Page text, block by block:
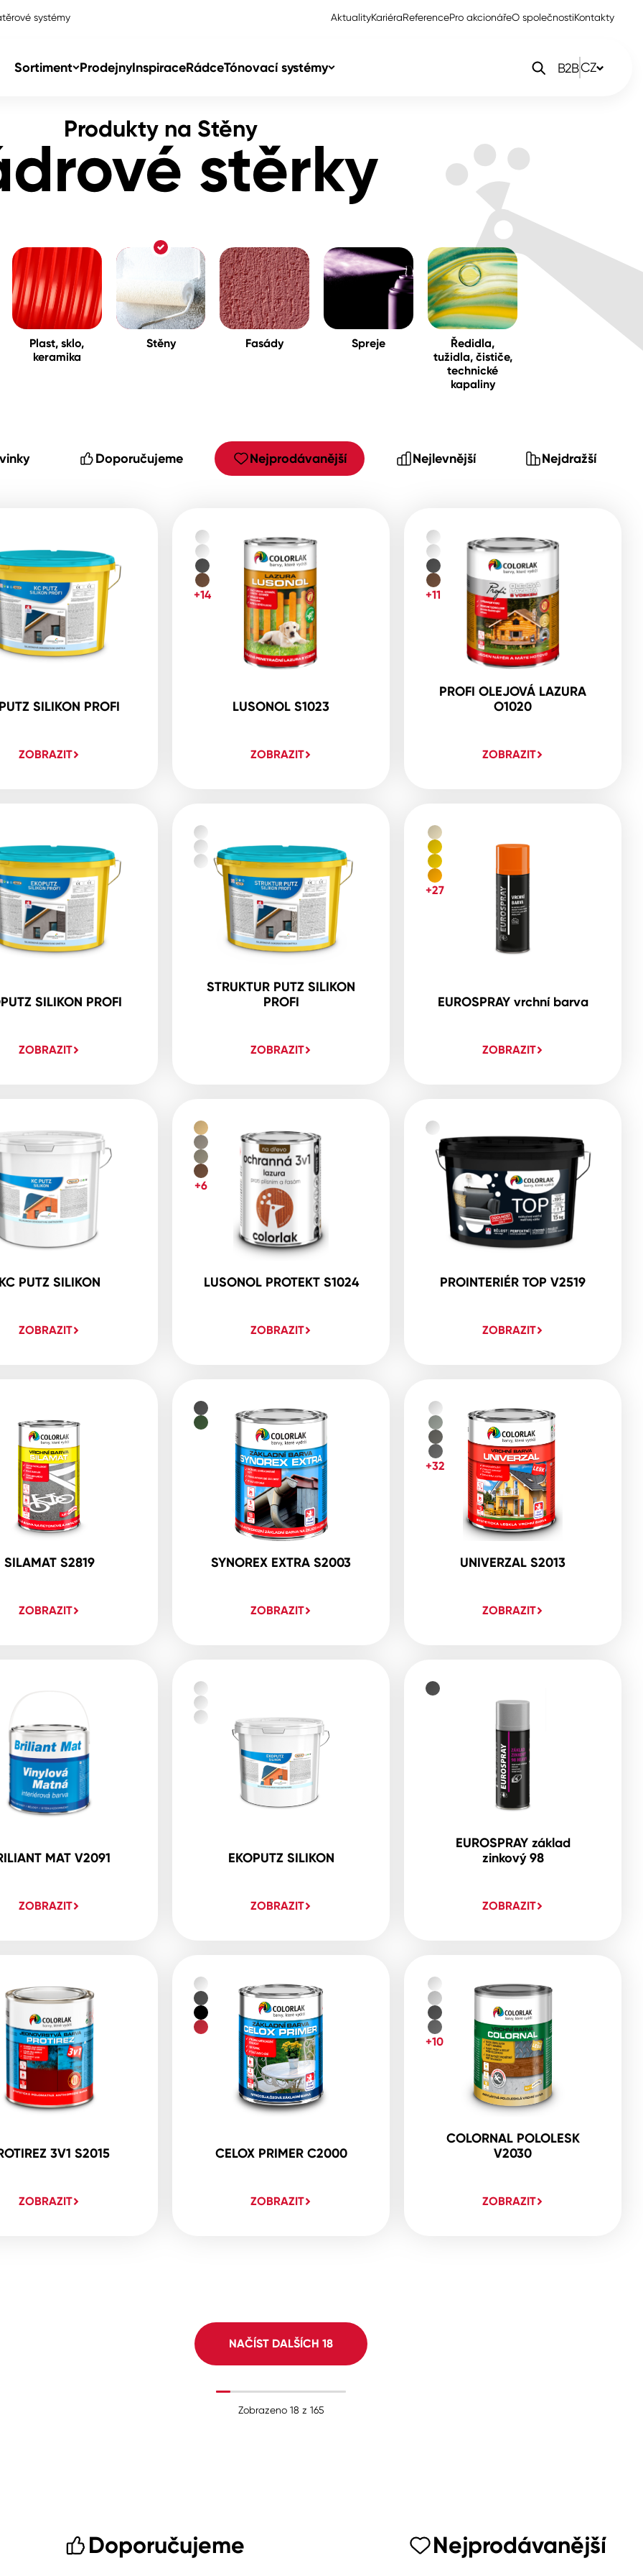
systémy AktualityKariéraReferencePro akcionářeO společnostiKontakty
Sortiment ProdejnyInspiraceRádceTónovací systémy B2BCZ
EN
Colorlak Profi
Colorlak Pta
Produkty na Stěny
stěrky
Plast, sklo,
keramika
Stěny Fasády Spreje
Ředidla,
tužidla, čističe,
technické
kapaliny
Doporučujeme Nejprodávanější Nejlevnější Nejdražší
SILIKON PROFI
ZOBRAZIT
LUSONOL S1023
ZOBRAZIT
+14
PROFI OLEJOVÁ LAZURA
O1020
ZOBRAZIT
+11
SILIKON PROFI
ZOBRAZIT
STRUKTUR PUTZ SILIKON
PROFI
ZOBRAZIT
EUROSPRAY vrchní barva
ZOBRAZIT
+27
PUTZ SILIKON
ZOBRAZIT
LUSONOL PROTEKT S1024
ZOBRAZIT
+6
PROINTERIÉR TOP V2519
ZOBRAZIT
SILAMAT S2819
ZOBRAZIT
SYNOREX EXTRA S2003
ZOBRAZIT
UNIVERZAL S2013
ZOBRAZIT
+32
MAT V2091
ZOBRAZIT
EKOPUTZ SILIKON
ZOBRAZIT
EUROSPRAY základ
zinkový 98
ZOBRAZIT
3V1 S2015
ZOBRAZIT
CELOX PRIMER C2000
ZOBRAZIT
COLORNAL POLOLESK
V2030
ZOBRAZIT
+10
NAČÍST DALŠÍCH 18
Zobrazeno 18 z 165
Doporučujeme Nejprodávanější